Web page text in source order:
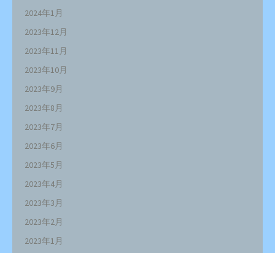
2024年1月
2023年12月
2023年11月
2023年10月
2023年9月
2023年8月
2023年7月
2023年6月
2023年5月
2023年4月
2023年3月
2023年2月
2023年1月